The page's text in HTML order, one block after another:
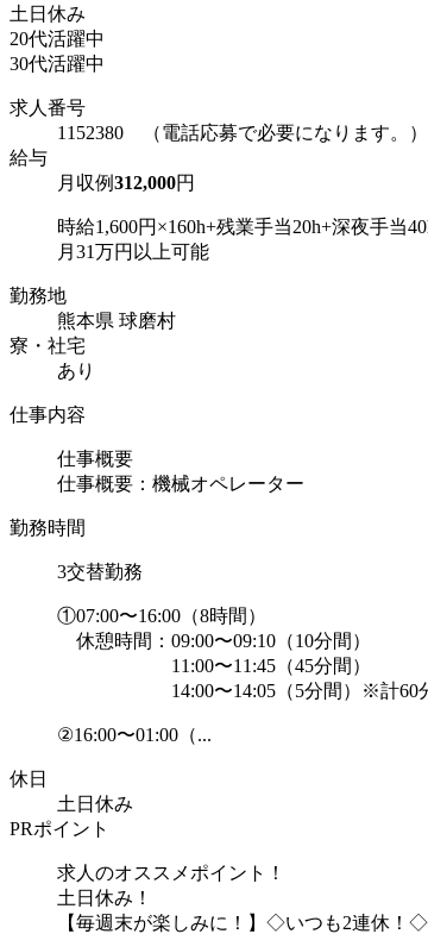
土日休み
20代活躍中
30代活躍中
求人番号
1152380 （電話応募で必要になります。）
給与
月収例312,000円
時給1,600円×160h+残業手当20h+深夜手当
月31万円以上可能
勤務地
熊本県 球磨村
寮・社宅
あり
仕事内容
仕事概要
仕事概要：機械オペレーター
勤務時間
3交替勤務
①07:00〜16:00（8時間）
休憩時間：09:00〜09:10（10分間）
11:00〜11:45（45分間）
14:00〜14:05（5分間）※計60
②16:00〜01:00（...
休日
土日休み
PRポイント
求人のオススメポイント！
土日休み！
【毎週末が楽しみに！】◇いつも2連休